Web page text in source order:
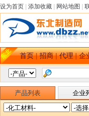
设为首页 添加收藏 网站地图
首页|招商|代理|企
产品列表 企业